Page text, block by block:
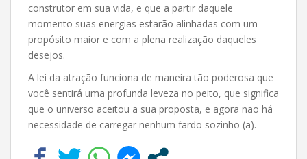
construtor em sua vida, e que a partir daquele
momento suas energias estarão alinhadas com um
propósito maior e com a plena realização daqueles
desejos.
A lei da atração funciona de maneira tão poderosa que
você sentirá uma profunda leveza no peito, que significa
que o universo aceitou a sua proposta, e agora não há
necessidade de carregar nenhum fardo sozinho (a).